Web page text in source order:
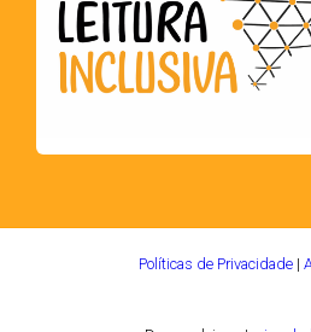
Políticas de Privacidade|